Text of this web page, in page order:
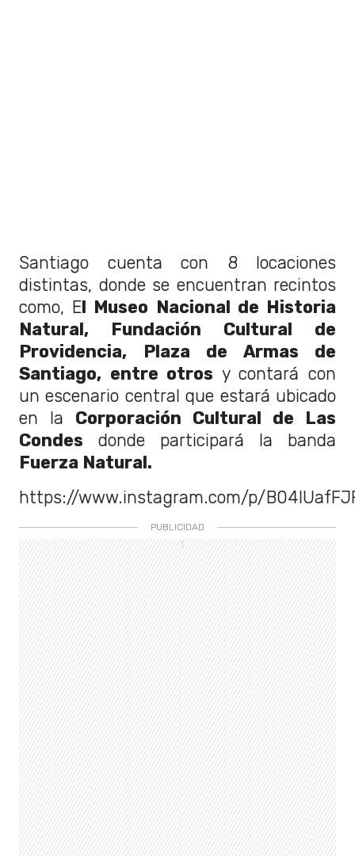
Santiago cuenta con 8 locaciones
distintas, donde se encuentran recintos
como, El Museo Nacional de Historia
Natural, Fundación Cultural de
Providencia, Plaza de Armas de
Santiago, entre otros y contará con
un escenario central que estará ubicado
en la Corporación Cultural de Las
Condes donde participará la banda
Fuerza Natural.
https://www.instagram.com/p/